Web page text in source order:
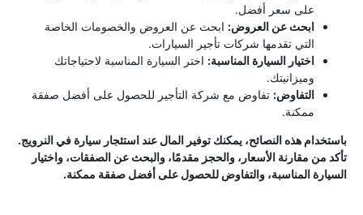
على سعر أفضل.
ابحث عن العروض: ابحث عن العروض والخصومات الخاصة
التي تقدمها شركات تأجير السيارات.
اختيار السيارة المناسبة: اختر السيارة المناسبة لاحتياجاتك
وميزانيتك.
التفاوض: تفاوض مع شركة التأجير للحصول على أفضل صفقة
ممكنة.
باستخدام هذه النصائح، يمكنك توفير المال عند استئجار سيارة في النرويج.
تأكد من مقارنة الأسعار، والحجز مقدمًا، والبحث عن الصفقات، واختيار
السيارة المناسبة، والتفاوض للحصول على أفضل صفقة ممكنة.